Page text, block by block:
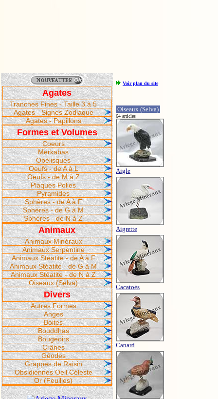
Agates
Tranches Fines - Taille 3 à 5
Agates - Signes Zodiaque
Agates - Papillons
Formes et Volumes
Coeurs
Merkabas
Obélisques
Oeufs - de A à L
Oeufs - de M à Z
Plaques Polies
Pyramides
Sphères - de A à F
Sphères - de G à M
Sphères - de N à Z
Animaux
Animaux Minéraux
Animaux Serpentine
Animaux Stéatite - de A à F
Animaux Stéatite - de G à M
Animaux Stéatite - de N à Z
Oiseaux (Selva)
Divers
Autres Formes
Anges
Boites
Bouddhas
Bougeoirs
Crânes
Géodes
Grappes de Raisin
Obsidiennes Oeil Céleste
Or (Feuilles)
Voir plan du site
Oiseaux (Selva)
64 articles
Aigle
Aigrette
Cacatoès
Canard